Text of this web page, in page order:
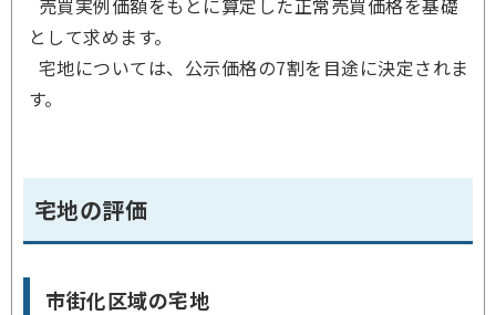
売買実例価額をもとに算定した正常売買価格を基礎
として求めます。
宅地については、公示価格の7割を目途に決定されま
す。
宅地の評価
市街化区域の宅地